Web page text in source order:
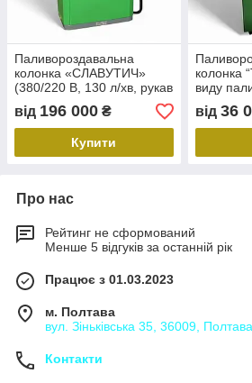
Паливороздавальна
колонка «СЛАВУТИЧ»
(380/220 В, 130 л/хв, рукав
4 м)
від 196 000 ₴
Купити
колонка
виду
хв,
від 36
Про нас
Рейтинг не сформований
Менше 5 відгуків за останній рік
Працює з 01.03.2023
м. Полтава
вул. Зіньківська 35, 36009,
Контакти